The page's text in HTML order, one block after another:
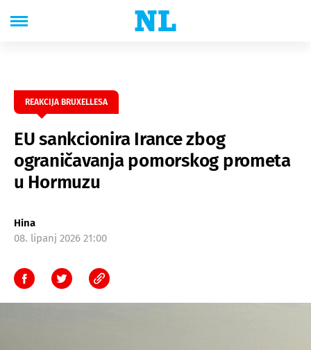
REAKCIJA BRUXELLESA
EU sankcionira Irance zbog
ograničavanja pomorskog prometa
u Hormuzu
Hina
08. lipanj 2026 21:00